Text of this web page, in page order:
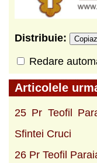
Distribuie:
Redare
Articolele
25 Pr Teofil
Sfintei Cruci
26 Pr Teofil